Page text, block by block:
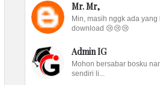
Mr. Mr,
Min, masih nggk ada yang
download 😢😢😢
Admin IG
Mohon bersabar bosku
sendiri li...